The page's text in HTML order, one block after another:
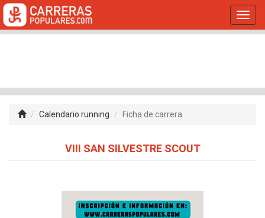
Calendario running Ficha de carrera
VIII SAN SILVESTRE SCOUT